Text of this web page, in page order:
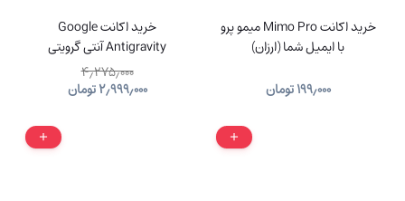
خرید اکانت Mimo Pro میمو پرو
با ایمیل شما (ارزان)
۱۹۹٫۰۰۰تومان
خرید اکانت Google
Antigravity آنتی‌ گرویتی
(91%تخفیف)۴٫۲۷۵٫۰۰۰
۲٫۹۹۹٫۰۰۰تومان